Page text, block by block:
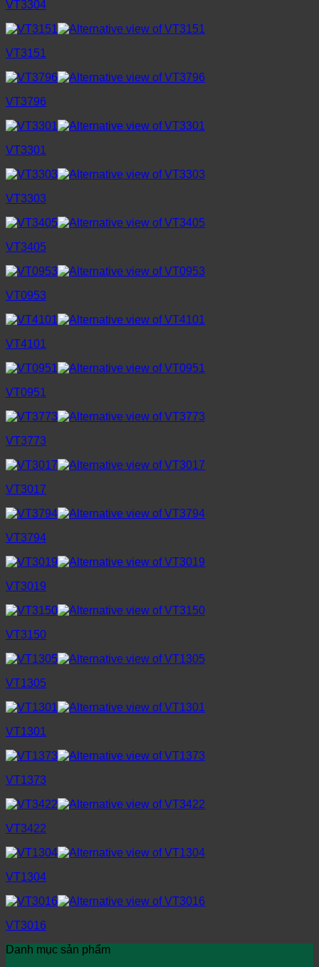
VT3304
VT3151
VT3796
VT3301
VT3303
VT3405
VT0953
VT4101
VT0951
VT3773
VT3017
VT3794
VT3019
VT3150
VT1305
VT1301
VT1373
VT3422
VT1304
VT3016
Danh mục sản phẩm